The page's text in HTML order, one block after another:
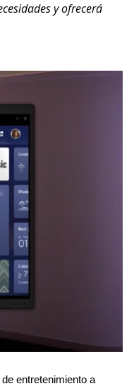
y ofrecerá
entretenimiento a